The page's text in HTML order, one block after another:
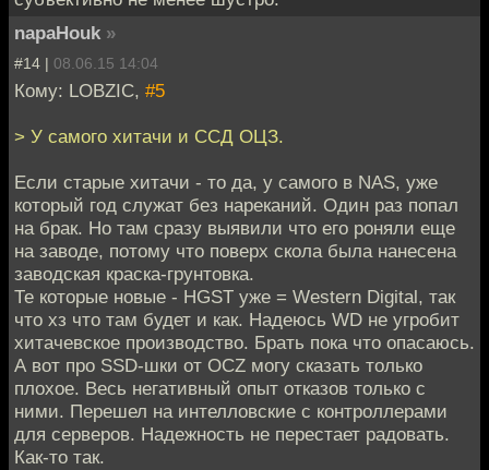
napaHouk »
#14 | 08.06.15 14:04
Кому: LOBZIC, #5
> У самого хитачи и ССД ОЦЗ.
Если старые хитачи - то да, у самого в NAS, уже
который год служат без нареканий. Один раз попал
на брак. Но там сразу выявили что его роняли еще
на заводе, потому что поверх скола была нанесена
заводская краска-грунтовка.
Те которые новые - HGST уже = Western Digital, так
что хз что там будет и как. Надеюсь WD не угробит
хитачевское производство. Брать пока что опасаюсь.
А вот про SSD-шки от OCZ могу сказать только
плохое. Весь негативный опыт отказов только с
ними. Перешел на интелловские с контроллерами
для серверов. Надежность не перестает радовать.
Как-то так.